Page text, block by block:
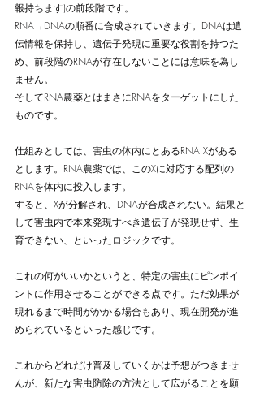
報持ちます)の前段階です。
RNA→DNAの順番に合成されていきます。DNAは遺
伝情報を保持し、遺伝子発現に重要な役割を持つた
め、前段階のRNAが存在しないことには意味を為し
ません。
そしてRNA農薬とはまさにRNAをターゲットにした
ものです。
仕組みとしては、害虫の体内にとあるRNA Xがある
とします。RNA農薬では、このXに対応する配列の
RNAを体内に投入します。
すると、Xが分解され、DNAが合成されない。結果と
して害虫内で本来発現すべき遺伝子が発現せず、生
育できない、といったロジックです。
これの何がいいかというと、特定の害虫にピンポイ
ントに作用させることができる点です。ただ効果が
現れるまで時間がかかる場合もあり、現在開発が進
められているといった感じです。
これからどれだけ普及していくかは予想がつきませ
んが、新たな害虫防除の方法として広がることを願